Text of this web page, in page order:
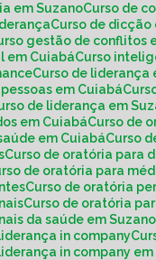
em Suzano
Curso de
Curso de
gestão de conflitos
em Cuiabá
Curso
Curso de liderança
em Cuiabá
de liderança em
em Cuiabá
Curso de
em Cuiabá
Curso
Curso de oratória para
de oratória para
Curso de oratória
Curso de oratória
da saúde em Suzano
in company
in company